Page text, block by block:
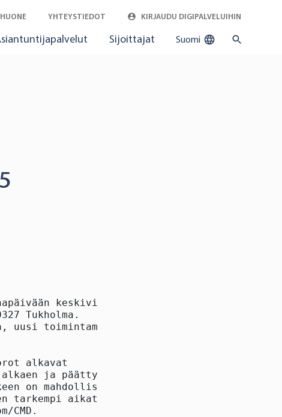
YHTEYSTIEDOT KIRJAUDU DIGIPALVELUIHIN
Sijoittajat Suomi
keskiviikkona
Tukholma.
uusi toimintamalli ja
alkavat
ja päättyvät klo
on mahdollisuus
tarkempi aikataulu